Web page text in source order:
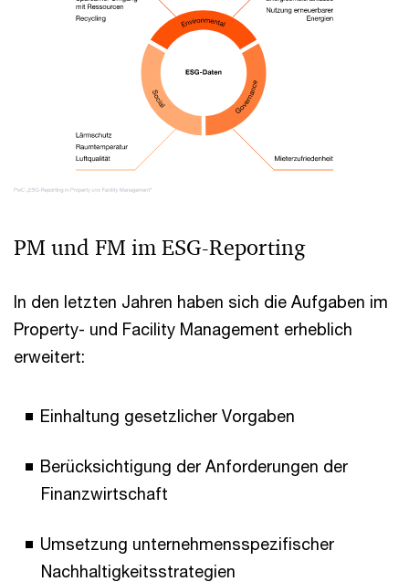
PM und FM im ESG-Reporting
In den letzten Jahren haben sich die Aufgaben im
Property- und Facility Management erheblich
erweitert:
Einhaltung gesetzlicher Vorgaben
Berücksichtigung der Anforderungen der
Finanzwirtschaft
Umsetzung unternehmensspezifischer
Nachhaltigkeitsstrategien